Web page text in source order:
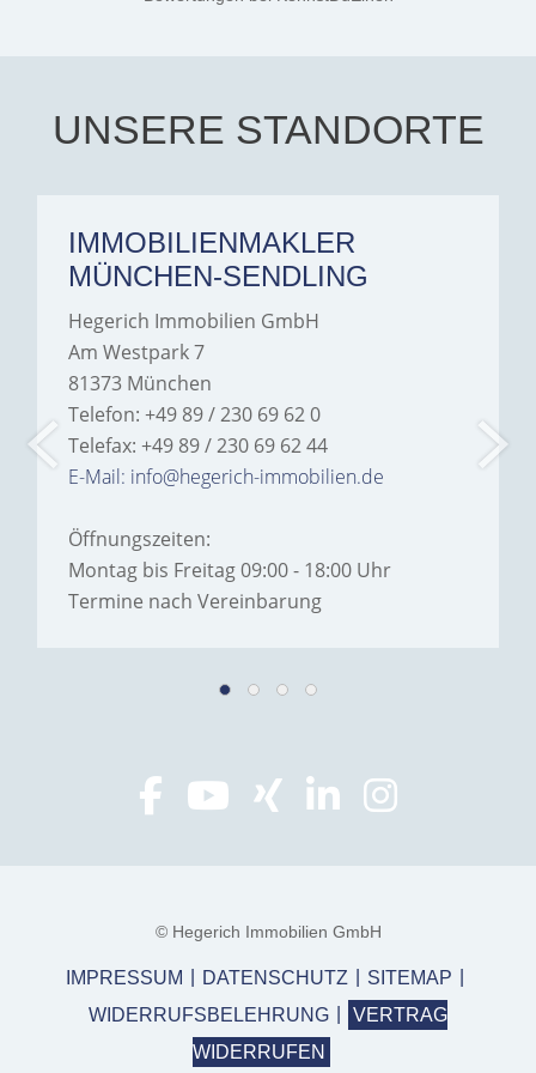
exceptionally professional,
Hegerich Immobilien to
anyone looking for a home.
UNSERE STANDORTE
IMMOBILIENMAKLER
MÜNCHEN-SENDLING
Hegerich Immobilien GmbH
Am Westpark 7
81373 München
Telefon: +49 89 / 230 69 62 0
Telefax: +49 89 / 230 69 62 44
E-Mail: info@hegerich-immobilien.de
Öffnungszeiten:
Montag bis Freitag 09:00 - 18:00 Uhr
Termine nach Vereinbarung
© Hegerich Immobilien GmbH
IMPRESSUM DATENSCHUTZ
SITEMAP
WIDERRUFSBELEHRUNG
VERTRAG
WIDERRUFEN